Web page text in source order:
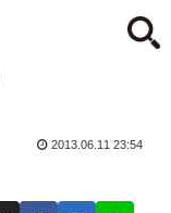
2013.06.11 23:54